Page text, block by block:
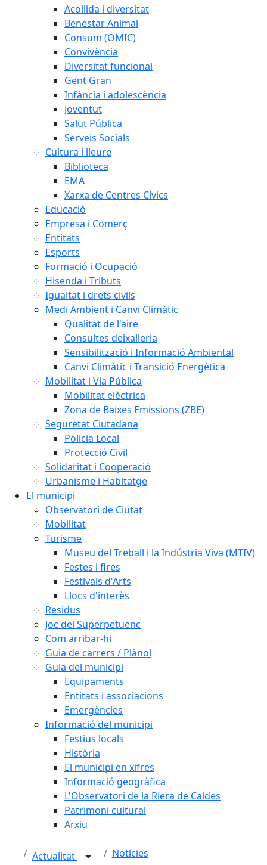
Acollida i diversitat
Benestar Animal
Consum (OMIC)
Convivència
Diversitat funcional
Gent Gran
Infància i adolescència
Joventut
Salut Pública
Serveis Socials
Cultura i lleure
Biblioteca
EMA
Xarxa de Centres Cívics
Educació
Empresa i Comerç
Entitats
Esports
Formació i Ocupació
Hisenda i Tributs
Igualtat i drets civils
Medi Ambient i Canvi Climàtic
Qualitat de l'aire
Consultes deixalleria
Sensibilització i Informació Ambiental
Canvi Climàtic i Transició Energètica
Mobilitat i Via Pública
Mobilitat elèctrica
Zona de Baixes Emissions (ZBE)
Seguretat Ciutadana
Policia Local
Protecció Civil
Solidaritat i Cooperació
Urbanisme i Habitatge
El municipi
Observatori de Ciutat
Mobilitat
Turisme
Museu del Treball i la Indústria Viva (MTIV)
Festes i fires
Festivals d'Arts
Llocs d'interès
Residus
Joc del Superpetuenc
Com arribar-hi
Guia de carrers / Plànol
Guia del municipi
Equipaments
Entitats i associacions
Emergències
Informació del municipi
Festius locals
Història
El municipi en xifres
Informació geogràfica
L'Observatori de la Riera de Caldes
Patrimoni cultural
Arxiu
Actualitat Notícies